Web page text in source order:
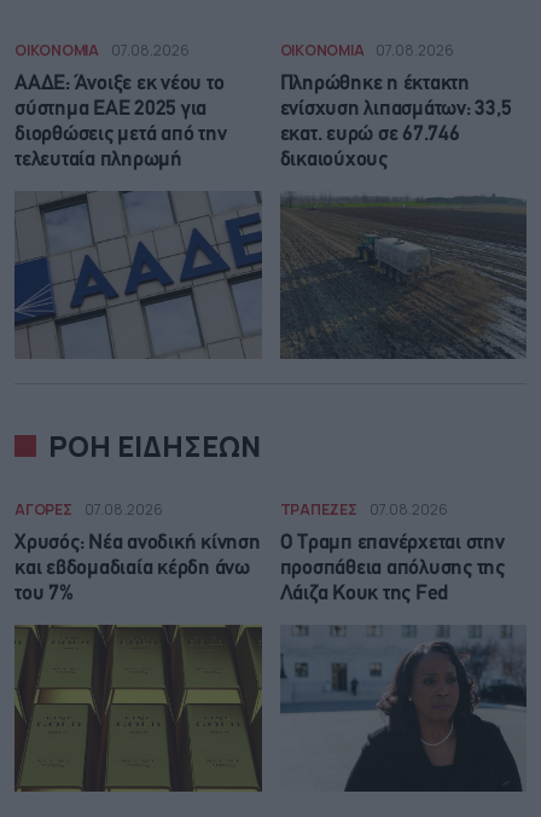
ΟΙΚΟΝΟΜΙΑ 07.08.2026
ΑΑΔΕ: Άνοιξε εκ νέου το
σύστημα ΕΑΕ 2025 για
διορθώσεις μετά από την
τελευταία πληρωμή
ΟΙΚΟΝΟΜΙΑ 07.08.2026
Πληρώθηκε η έκτακτη
ενίσχυση λιπασμάτων: 33,5
εκατ. ευρώ σε 67.746
δικαιούχους
ΡΟΗ ΕΙΔΗΣΕΩΝ
ΑΓΟΡΕΣ 07.08.2026
Χρυσός: Νέα ανοδική κίνηση
και εβδομαδιαία κέρδη άνω
του 7%
ΤΡΑΠΕΖΕΣ 07.08.2026
Ο Τραμπ επανέρχεται στην
προσπάθεια απόλυσης της
Λάιζα Κουκ της Fed